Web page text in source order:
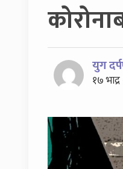
युग
१७